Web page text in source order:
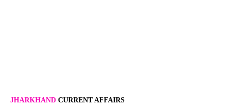
JHARKHAND CURRENT AFFAIRS